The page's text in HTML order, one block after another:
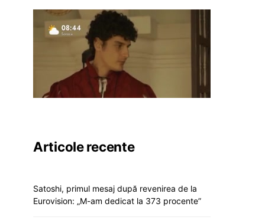
Articole recente
Satoshi, primul mesaj după revenirea de la
Eurovision: „M-am dedicat la 373 procente”